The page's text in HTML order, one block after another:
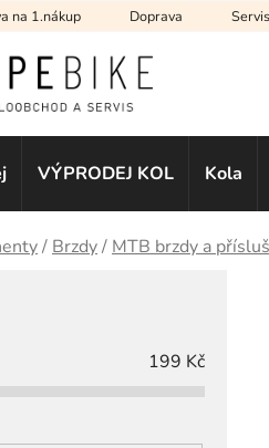
na 1.nákup Doprava Servis
VÝPRODEJ KOL Kola
/ Brzdy/ MTB brzdy a
199 Kč